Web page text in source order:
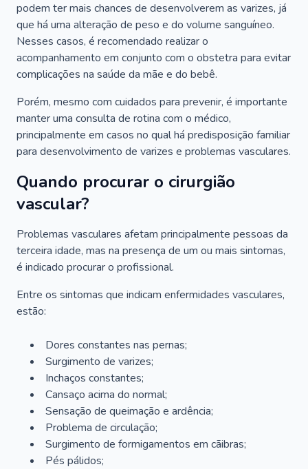
podem ter mais chances de desenvolverem as varizes, já
que há uma alteração de peso e do volume sanguíneo.
Nesses casos, é recomendado realizar o
acompanhamento em conjunto com o obstetra para evitar
complicações na saúde da mãe e do bebê.
Porém, mesmo com cuidados para prevenir, é importante
manter uma consulta de rotina com o médico,
principalmente em casos no qual há predisposição familiar
para desenvolvimento de varizes e problemas vasculares.
Quando procurar o cirurgião
vascular?
Problemas vasculares afetam principalmente pessoas da
terceira idade, mas na presença de um ou mais sintomas,
é indicado procurar o profissional.
Entre os sintomas que indicam enfermidades vasculares,
estão:
Dores constantes nas pernas;
Surgimento de varizes;
Inchaços constantes;
Cansaço acima do normal;
Sensação de queimação e ardência;
Problema de circulação;
Surgimento de formigamentos em cãibras;
Pés pálidos;